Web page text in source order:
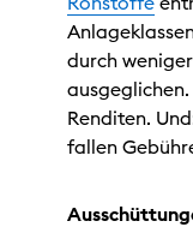
durch
Renditen.
fallen